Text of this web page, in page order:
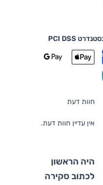
חוות דעת
אין עדיין חוות דעת.
היה הראשון
לכתוב סקירה